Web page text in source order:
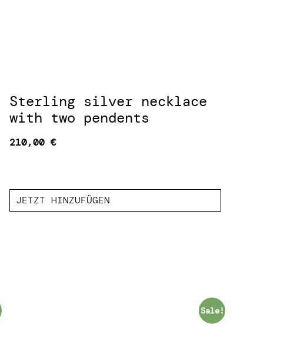
Sterling silver necklace
with two pendents
210,00 €
JETZT HINZUFÜGEN
Sale!